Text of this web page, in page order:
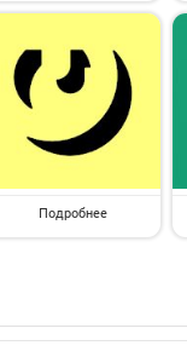
Подробнее